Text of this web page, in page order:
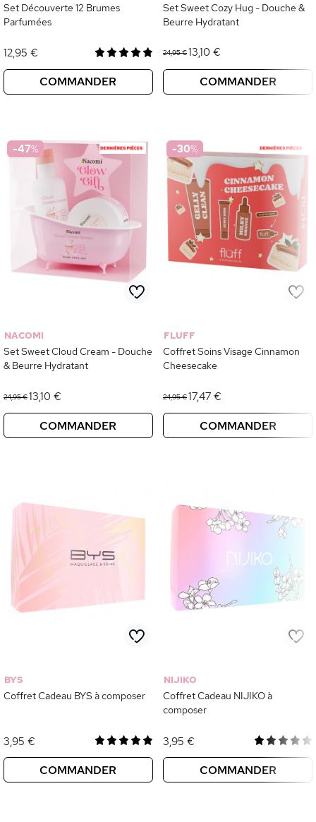
Set Découverte 12 Brumes
Parfumées
12,95 €
COMMANDER
Set Sweet Cozy Hug - Douche &
Beurre Hydratant
24,95 €13,10 €
COMMANDER
-47%
NACOMI
Set Sweet Cloud Cream - Douche
& Beurre Hydratant
24,95 €13,10 €
COMMANDER
-30%
FLUFF
Coffret Soins Visage Cinnamon
Cheesecake
24,95 €17,47 €
COMMANDER
BYS
Coffret Cadeau BYS à composer
3,95 €
COMMANDER
NIJIKO
Coffret Cadeau NIJIKO à
composer
3,95 €
COMMANDER